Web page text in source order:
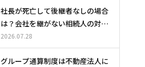
社長が死亡して後継者なしの場合
は？会社を継がない相続人の対応
と選択肢
2026.07.28
グループ通算制度は不動産法人に